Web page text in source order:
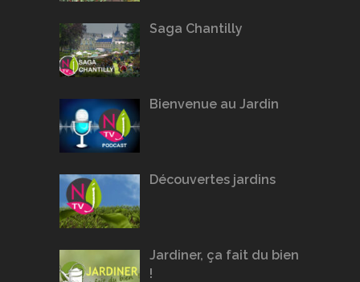
Saga Chantilly
Bienvenue au Jardin
Découvertes jardins
Jardiner, ça fait du bien
!